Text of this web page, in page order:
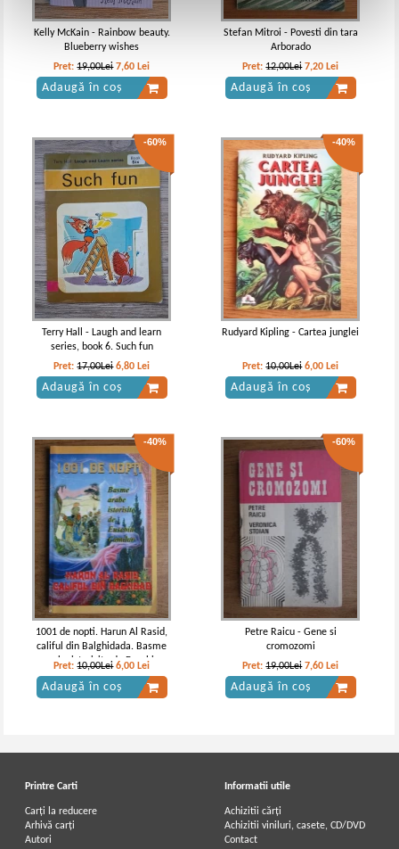
Kelly McKain - Rainbow beauty.
Blueberry wishes
Pret:19,00Lei 7,60 Lei
Adaugă în coș
Stefan Mitroi - Povesti din tara
Arborado
Pret:12,00Lei 7,20 Lei
Adaugă în coș
-60%
Terry Hall - Laugh and learn
series, book 6. Such fun
Pret:17,00Lei 6,80 Lei
Adaugă în coș
-40%
Rudyard Kipling - Cartea junglei
Pret:10,00Lei 6,00 Lei
Adaugă în coș
-40%
1001 de nopti. Harun Al Rasid,
califul din Balghidada. Basme
arabe istorisite de Eusebiu
Camilar
Pret:10,00Lei 6,00 Lei
Adaugă în coș
-60%
Petre Raicu - Gene si
cromozomi
Pret:19,00Lei 7,60 Lei
Adaugă în coș
Printre Carti
Carți la reducere
Arhivă carți
Autori
Informatii utile
Achizitii cărți
Achizitii viniluri, casete, CD/DVD
Contact